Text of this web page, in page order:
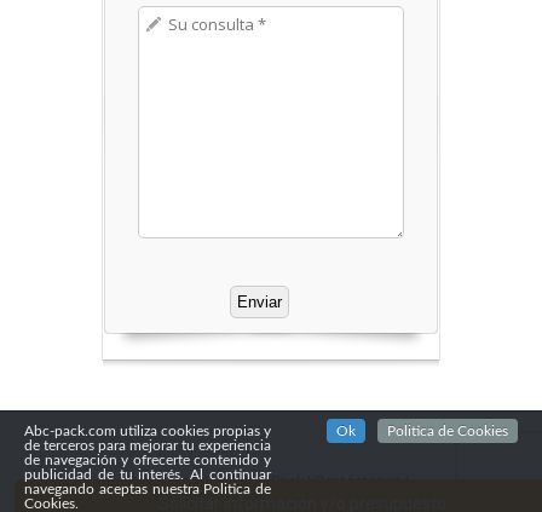
Copyright© 2016Abc Pack
Confidencialidad
Abc-pack.com utiliza cookies propias y
de terceros para mejorar tu experiencia
de navegación y ofrecerte contenido y
publicidad de tu interés. Al continuar
navegando aceptas nuestra Politica de
Cookies.
Ok Politica de Cookies